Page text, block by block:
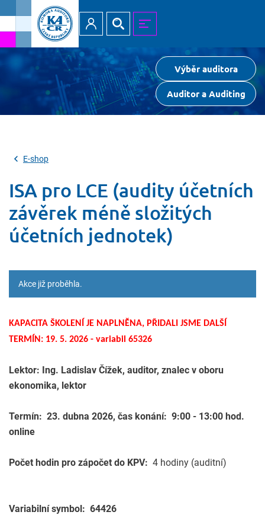
Přihlásit
Výběr auditora
Auditor a Auditing
E-shop
ISA pro LCE (audity účetních
závěrek méně složitých
účetních jednotek)
Akce již proběhla.
KAPACITA ŠKOLENÍ JE NAPLNĚNA, PŘIDALI JSME DALŠÍ
TERMÍN: 19. 5. 2026 - variabil 65326
Lektor: Ing. Ladislav Čížek, auditor, znalec v oboru
ekonomika, lektor
Termín: 23. dubna 2026, čas konání: 9:00 - 13:00 hod.
online
Počet hodin pro zápočet do KPV: 4 hodiny (auditní)
Variabilní symbol: 64426